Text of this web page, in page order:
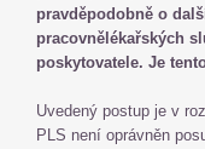
pravděpodobně o
pracovnělékařských
poskytovatele. Je
Uvedený postup je v
PLS není oprávněn